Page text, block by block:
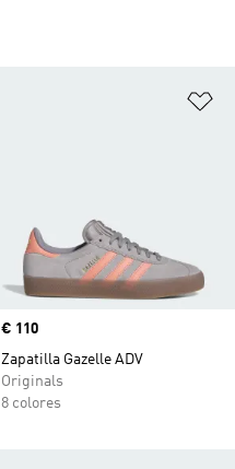
Precio
€ 110
Zapatilla Gazelle ADV
Originals
8 colores